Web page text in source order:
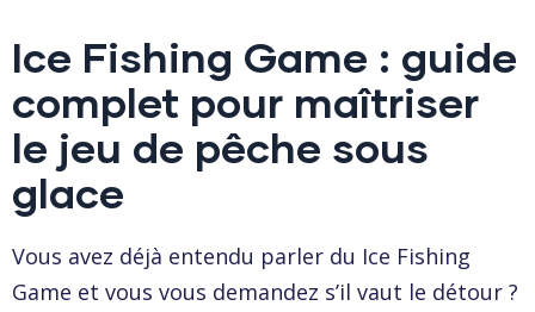
Ice Fishing Game : guide
complet pour maîtriser
le jeu de pêche sous
glace
Vous avez déjà entendu parler du Ice Fishing
Game et vous vous demandez s’il vaut le détour ?